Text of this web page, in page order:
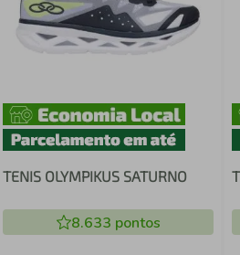
TENIS OLYMPIKUS SATURNO
8.633 pontos